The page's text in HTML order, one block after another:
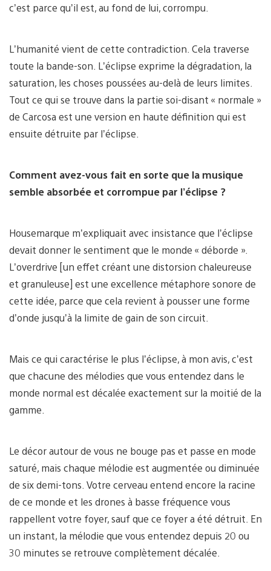
c’est parce qu’il est, au fond de lui, corrompu.
L’humanité vient de cette contradiction. Cela traverse
toute la bande-son. L’éclipse exprime la dégradation, la
saturation, les choses poussées au-delà de leurs limites.
Tout ce qui se trouve dans la partie soi-disant « normale »
de Carcosa est une version en haute définition qui est
ensuite détruite par l’éclipse.
Comment avez-vous fait en sorte que la musique
semble absorbée et corrompue par l’éclipse ?
Housemarque m’expliquait avec insistance que l’éclipse
devait donner le sentiment que le monde « déborde ».
L’overdrive [un effet créant une distorsion chaleureuse
et granuleuse] est une excellence métaphore sonore de
cette idée, parce que cela revient à pousser une forme
d’onde jusqu’à la limite de gain de son circuit.
Mais ce qui caractérise le plus l’éclipse, à mon avis, c’est
que chacune des mélodies que vous entendez dans le
monde normal est décalée exactement sur la moitié de la
gamme.
Le décor autour de vous ne bouge pas et passe en mode
saturé, mais chaque mélodie est augmentée ou diminuée
de six demi-tons. Votre cerveau entend encore la racine
de ce monde et les drones à basse fréquence vous
rappellent votre foyer, sauf que ce foyer a été détruit. En
un instant, la mélodie que vous entendez depuis 20 ou
30 minutes se retrouve complètement décalée.